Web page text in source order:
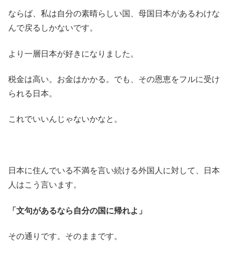
ならば、私は自分の素晴らしい国、母国日本があるわけな
んで戻るしかないです。
より一層日本が好きになりました。
税金は高い。お金はかかる。でも、その恩恵をフルに受け
られる日本。
これでいいんじゃないかなと。
日本に住んでいる不満を言い続ける外国人に対して、日本
人はこう言います。
「文句があるなら自分の国に帰れよ」
その通りです。そのままです。